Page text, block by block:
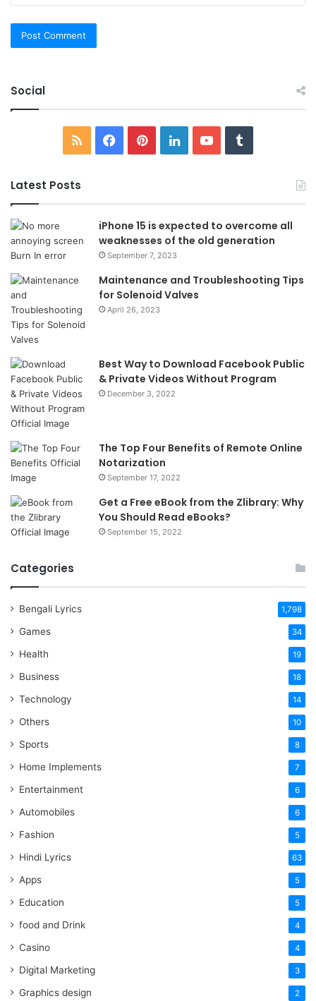
Social
RSS Facebook
PinterestLinkedInYouTubeTumblr
Latest Posts
iPhone 15 is expected to overcome all
weaknesses of the old generation
September 7, 2023
Maintenance and Troubleshooting Tips
for Solenoid Valves
April 26, 2023
Best Way to Download Facebook Public
& Private Videos Without Program
December 3, 2022
The Top Four Benefits of Remote Online
Notarization
September 17, 2022
Get a Free eBook from the Zlibrary: Why
You Should Read eBooks?
September 15, 2022
Categories
Bengali Lyrics 1,798
Games 34
Health 19
Business 18
Technology 14
Others 10
Sports 8
Home Implements 7
Entertainment 6
Automobiles 6
Fashion 5
Hindi Lyrics 63
Apps 5
Education 5
food and Drink 4
Casino 4
Digital Marketing 3
Graphics design 2